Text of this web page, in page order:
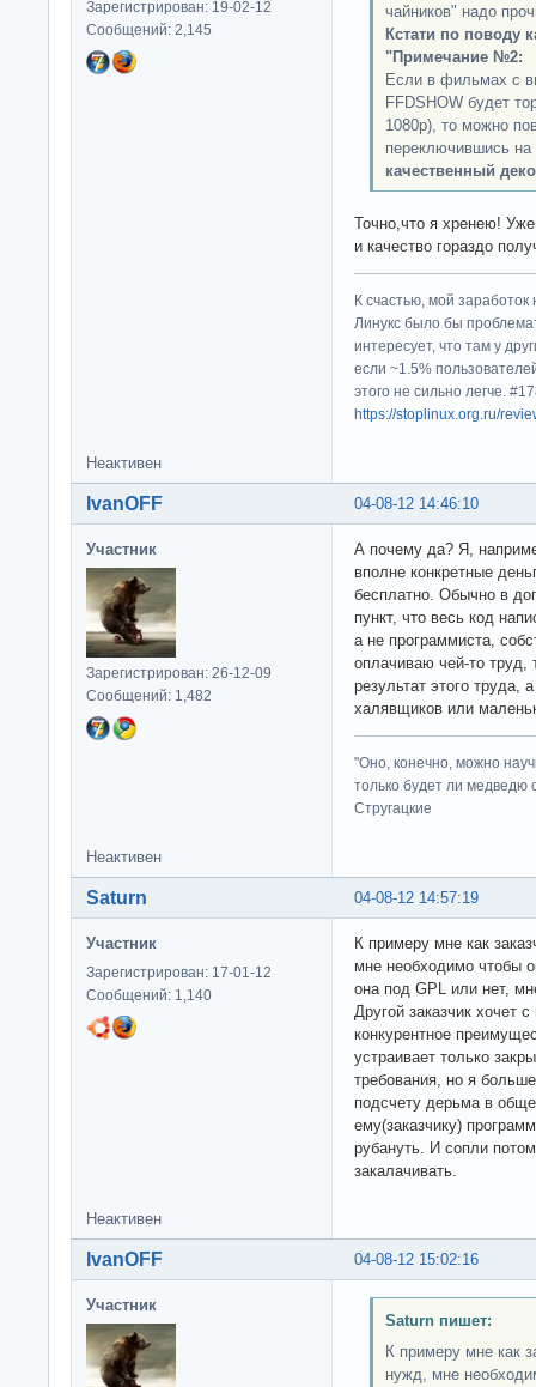
Зарегистрирован: 19-02-12
Сообщений: 2,145
чайников" надо
Кстати по поводу
"Примечание №2:
Если в фильмах с
FFDSHOW будет
1080p), то можно
переключившись
качественный
Точно,что я хренею!
и качество гораздо
К счастью, мой
Линукс было бы
интересует, что там у
если ~1.5%
этого не сильно легче.
https://stoplinux.org.ru/
Неактивен
04-08-12 14:46:10
IvanOFF
Участник
Зарегистрирован: 26-12-09
Сообщений: 1,482
А почему да? Я,
вполне конкретные
бесплатно. Обычно в
пункт, что весь код
а не программиста,
оплачиваю чей-то труд,
результат этого труда,
халявщиков или
"Оно, конечно, можно
только будет ли медведю
Стругацкие
Неактивен
04-08-12 14:57:19
Saturn
Участник
Зарегистрирован: 17-01-12
Сообщений: 1,140
К примеру мне как
мне необходимо чтобы
она под GPL или нет,
Другой заказчик хочет
конкурентное
устраивает только
требования, но я
подсчету дерьма в
ему(заказчику)
рубануть. И сопли
закалачивать.
Неактивен
04-08-12 15:02:16
IvanOFF
Участник
Saturn пишет:
К примеру мне как
нужд, мне